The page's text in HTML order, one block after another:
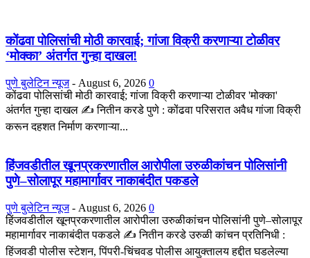
कोंढवा पोलिसांची मोठी कारवाई; गांजा विक्री करणाऱ्या टोळीवर
‘मोक्का’ अंतर्गत गुन्हा दाखल!
पुणे बुलेटिन न्यूज - August 6, 2026 0
कोंढवा पोलिसांची मोठी कारवाई; गांजा विक्री करणाऱ्या टोळीवर 'मोक्का'
अंतर्गत गुन्हा दाखल ✍️ नितीन करडे पुणे : कोंढवा परिसरात अवैध गांजा विक्री
करून दहशत निर्माण करणाऱ्या...
हिंजवडीतील खूनप्रकरणातील आरोपीला उरुळीकांचन पोलिसांनी
पुणे–सोलापूर महामार्गावर नाकाबंदीत पकडले
पुणे बुलेटिन न्यूज - August 6, 2026 0
हिंजवडीतील खूनप्रकरणातील आरोपीला उरुळीकांचन पोलिसांनी पुणे–सोलापूर
महामार्गावर नाकाबंदीत पकडले ✍️ नितीन करडे उरुळी कांचन प्रतिनिधी :
हिंजवडी पोलीस स्टेशन, पिंपरी-चिंचवड पोलीस आयुक्तालय हद्दीत घडलेल्या